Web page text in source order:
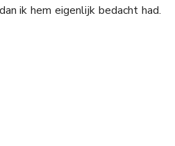
ik hem eigenlijk bedacht had.